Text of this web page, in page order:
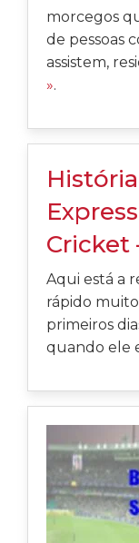
morcegos
de pessoas
assistem,
».
Cricket
Aqui está a
rápido
primeiros
quando ele